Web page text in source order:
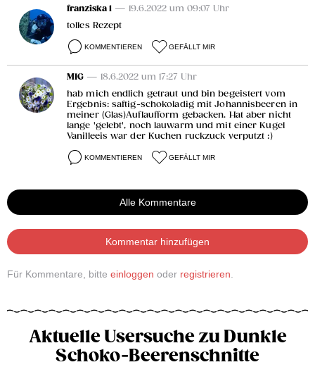
franziska 1 — 19.6.2022 um 09:07 Uhr
tolles Rezept
KOMMENTIEREN GEFÄLLT MIR
MIG — 18.6.2022 um 17:27 Uhr
hab mich endlich getraut und bin begeistert vom
Ergebnis: saftig-schokoladig mit Johannisbeeren in
meiner (Glas)Auflaufform gebacken. Hat aber nicht
lange 'gelebt', noch lauwarm und mit einer Kugel
Vanilleeis war der Kuchen ruckzuck verputzt :)
KOMMENTIEREN GEFÄLLT MIR
Alle Kommentare
Kommentar hinzufügen
Für Kommentare, bitte einloggen oder registrieren
Aktuelle Usersuche zu Dunkle
Schoko-Beerenschnitte